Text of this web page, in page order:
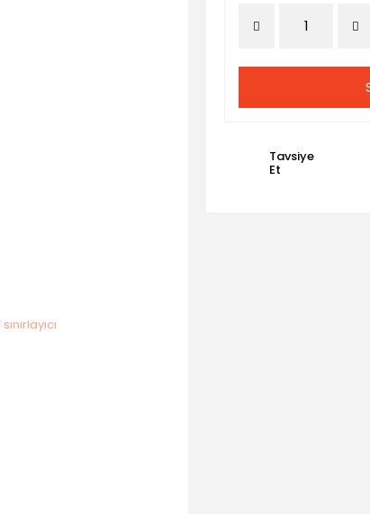
Tavsiye
Et